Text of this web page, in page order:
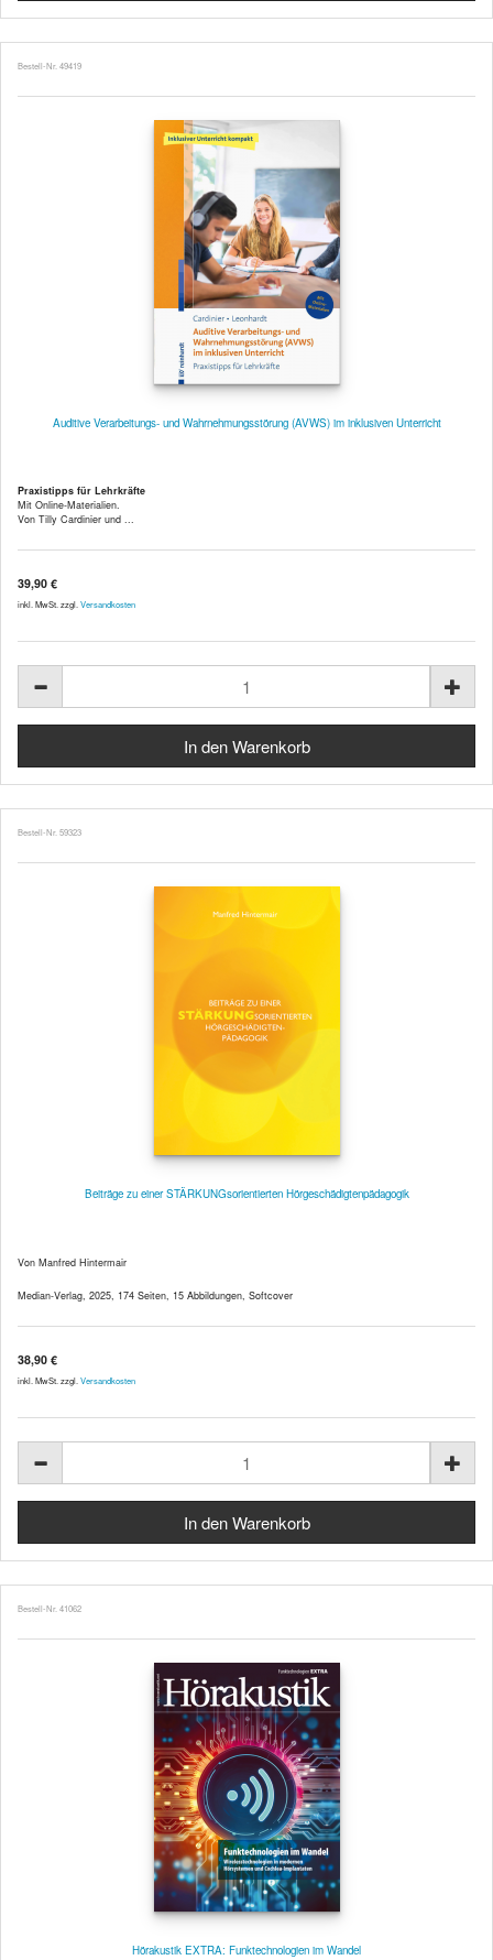
Bestell-Nr. 49419
Auditive Verarbeitungs- und Wahrnehmungsstörung (AVWS) im inklusiven Unterricht
Praxistipps für Lehrkräfte
Mit Online-Materialien.
Von Tilly Cardinier und ...
39,90 €
inkl. MwSt. zzgl. Versandkosten
Bestell-Nr. 59323
Beiträge zu einer STÄRKUNGsorientierten Hörgeschädigtenpädagogik
Von Manfred Hintermair
Median-Verlag, 2025, 174 Seiten, 15 Abbildungen, Softcover
38,90 €
inkl. MwSt. zzgl. Versandkosten
Bestell-Nr. 41062
Hörakustik EXTRA: Funktechnologien im Wandel